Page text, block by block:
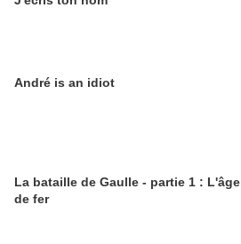
André is an idiot
La bataille de Gaulle - partie 1 : L'âge
de fer